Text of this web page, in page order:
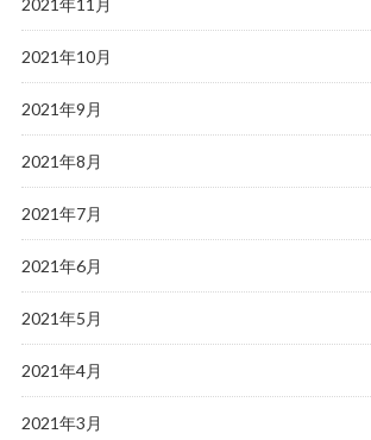
2021年11月
2021年10月
2021年9月
2021年8月
2021年7月
2021年6月
2021年5月
2021年4月
2021年3月